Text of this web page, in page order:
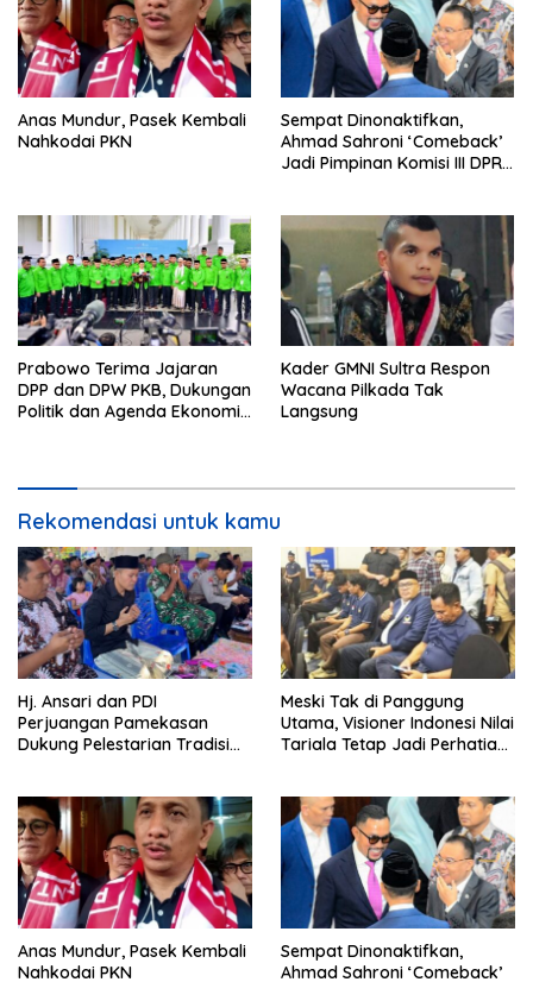
Anas Mundur, Pasek Kembali
Nahkodai PKN
Sempat Dinonaktifkan,
Ahmad Sahroni ‘Comeback’
Jadi Pimpinan Komisi III DPR
Prabowo Terima Jajaran
DPP dan DPW PKB, Dukungan
Politik dan Agenda Ekonomi
Kader GMNI Sultra Respon
Wacana Pilkada Tak
Langsung
Rekomendasi untuk kamu
Hj. Ansari dan PDI
Perjuangan Pamekasan
Dukung Pelestarian Tradisi
Meski Tak di Panggung
Utama, Visioner Indonesi Nilai
Tariala Tetap Jadi Perhatian
Anas Mundur, Pasek Kembali
Nahkodai PKN
Sempat Dinonaktifkan,
Ahmad Sahroni ‘Comeback’